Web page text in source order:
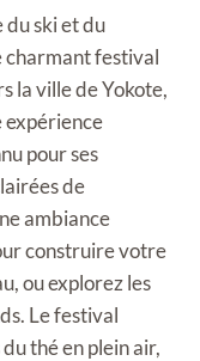
du ski et du
charmant festival
la ville de Yokote,
expérience
pour ses
de
ambiance
construire votre
ou explorez les
Le festival
thé en plein air,